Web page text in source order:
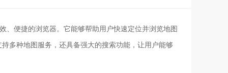
、便捷的浏览器。它能够帮助用户快速定位并浏览地图
多种地图服务，还具备强大的搜索功能，让用户能够